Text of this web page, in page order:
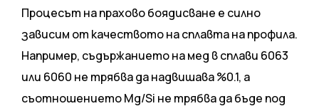
Процесът на прахово боядисване е силно
зависим от качеството на сплавта на профила.
Например, съдържанието на мед в сплави 6063
или 6060 не трябва да надвишава %0.1, а
съотношението Mg/Si не трябва да бъде под